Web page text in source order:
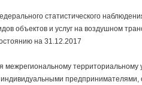
статистического
объектов и услуг на воздушном
на 31.12.2017
межрегиональному